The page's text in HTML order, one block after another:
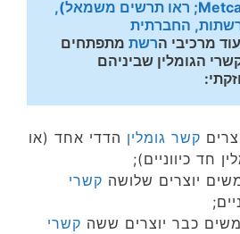
מרכיבי הרשת
קשר גומלין הדדי אחד (או
חד כיווניים);
יוצרים שלושה קשרי
כבר יוצרים ששה קשרי